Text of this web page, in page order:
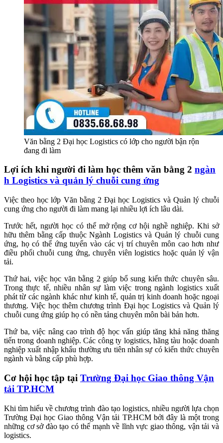
Văn bằng 2 Đại học Logistics có lớp cho người bận rộn
đang đi làm
Lợi ích khi người đi làm học thêm văn bằng 2 ngàn
h Logistics và quản lý chuỗi cung ứng
Việc theo học lớp Văn bằng 2 Đại học Logistics và Quản lý chuỗi
cung ứng cho người đi làm mang lại nhiều lợi ích lâu dài.
Trước hết, người học có thể mở rộng cơ hội nghề nghiệp. Khi sở
hữu thêm bằng cấp thuộc Ngành Logistics và Quản lý chuỗi cung
ứng, họ có thể ứng tuyển vào các vị trí chuyên môn cao hơn như
điều phối chuỗi cung ứng, chuyên viên logistics hoặc quản lý vận
tải.
Thứ hai, việc học văn bằng 2 giúp bổ sung kiến thức chuyên sâu.
Trong thực tế, nhiều nhân sự làm việc trong ngành logistics xuất
phát từ các ngành khác như kinh tế, quản trị kinh doanh hoặc ngoại
thương. Việc học thêm chương trình Đại học Logistics và Quản lý
chuỗi cung ứng giúp họ có nền tảng chuyên môn bài bản hơn.
Thứ ba, việc nâng cao trình độ học vấn giúp tăng khả năng thăng
tiến trong doanh nghiệp. Các công ty logistics, hãng tàu hoặc doanh
nghiệp xuất nhập khẩu thường ưu tiên nhân sự có kiến thức chuyên
ngành và bằng cấp phù hợp.
Cơ hội học tập tại Trường Đại học Giao thông Vận
tải TP.HCM
Khi tìm hiểu về chương trình đào tạo logistics, nhiều người lựa chọn
Trường Đại học Giao thông Vận tải TP.HCM bởi đây là một trong
những cơ sở đào tạo có thế mạnh về lĩnh vực giao thông, vận tải và
logistics.